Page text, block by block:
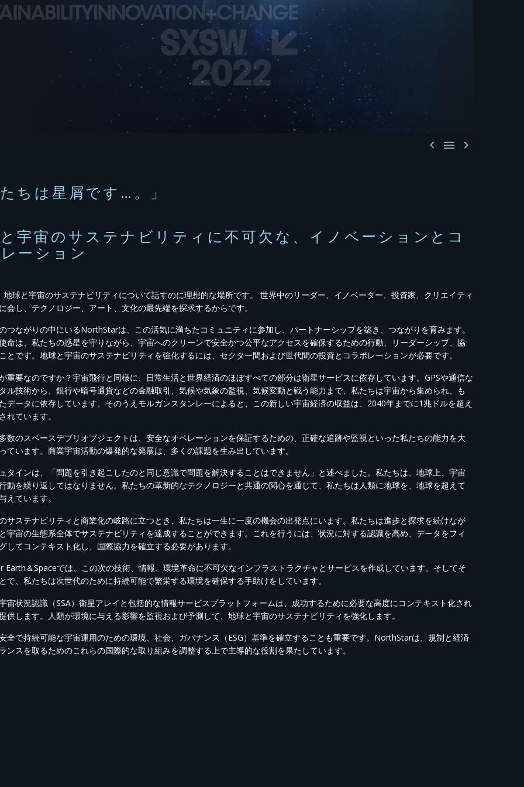
  
ちは星屑です…。」
宇宙のサステナビリティに不可欠な、イノベーションとコ
ーション
地球と宇宙のサステナビリティについて話すのに理想的な場所です。 世界中のリーダー、イノベーター、投資家、クリエイティ
会し、テクノロジー、アート、文化の最先端を探求するからです。
つながりの中にいるNorthStarは、この活気に満ちたコミュニティに参加し、パートナーシップを築き、つながりを育みます。
命は、私たちの惑星を守りながら、宇宙へのクリーンで安全かつ公平なアクセスを確保するための行動、リーダーシップ、協
とです。地球と宇宙のサステナビリティを強化するには、セクター間および世代間の投資とコラボレーションが必要です。
重要なのですか？宇宙飛行と同様に、日常生活と世界経済のほぼすべての部分は衛星サービスに依存しています。GPSや通信な
ル技術から、銀行や暗号通貨などの金融取引、気候や気象の監視、気候変動と戦う能力まで、私たちは宇宙から集められ、も
データに依存しています。そのうえモルガンスタンレーによると、この新しい宇宙経済の収益は、2040年までに1兆ドルを超え
れています。
数のスペースデブリオブジェクトは、安全なオペレーションを保証するための、正確な追跡や監視といった私たちの能力を大
ています。商業宇宙活動の爆発的な発展は、多くの課題を生み出しています。
タインは、「問題を引き起こしたのと同じ意識で問題を解決することはできません」と述べました。私たちは、地球上、宇宙
動を繰り返してはなりません。私たちの革新的なテクノロジーと共通の関心を通じて、私たちは人類に地球を、地球を超えて
えています。
サステナビリティと商業化の岐路に立つとき、私たちは一生に一度の機会の出発点にいます。私たちは進歩と探求を続けなが
宇宙の生態系全体でサステナビリティを達成することができます。これを行うには、状況に対する認識を高め、データをフィ
してコンテキスト化し、国際協力を確立する必要があります。
Earth＆Spaceでは、この次の技術、情報、環境革命に不可欠なインフラストラクチャとサービスを作成しています。そしてそ
で、私たちは次世代のために持続可能で繁栄する環境を確保する手助けをしています。
宙状況認識（SSA）衛星アレイと包括的な情報サービスプラットフォームは、成功するために必要な高度にコンテキスト化され
供します。人類が環境に与える影響を監視および予測して、地球と宇宙のサステナビリティを強化します。
全で持続可能な宇宙運用のための環境、社会、ガバナンス（ESG）基準を確立することも重要です。NorthStarは、規制と経済
ンスを取るためのこれらの国際的な取り組みを調整する上で主導的な役割を果たしています。